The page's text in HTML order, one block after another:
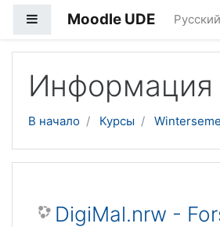
Боковая панель
Moodle UDE
Информация
В начало Курсы
DigiMal.nrw -